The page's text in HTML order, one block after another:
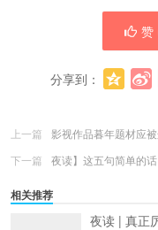
赞
分享到：
上一篇
影视作品暮年题材应
下一篇
夜读】这五句简单的
相关推荐
夜读 | 真正